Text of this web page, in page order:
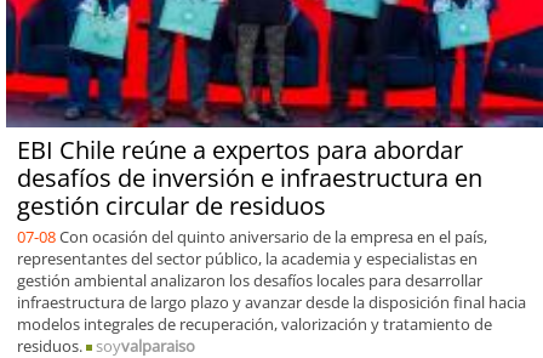
EBI Chile reúne a expertos para abordar
desafíos de inversión e infraestructura en
gestión circular de residuos
07-08Con ocasión del quinto aniversario de la empresa en el país,
representantes del sector público, la academia y especialistas en
gestión ambiental analizaron los desafíos locales para desarrollar
infraestructura de largo plazo y avanzar desde la disposición final hacia
modelos integrales de recuperación, valorización y tratamiento de
residuos.
soyvalparaiso